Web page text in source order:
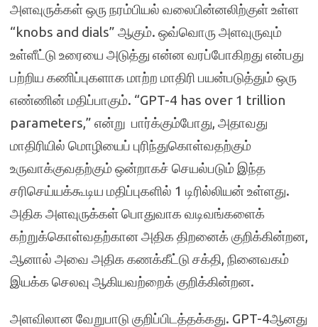
அளவுருக்கள் ஒரு நரம்பியல் வலைபின்னலிற்குள் உள்ள
“knobs and dials” ஆகும். ஒவ்வொரு அளவுருவும்
உள்ளீட்டு உரையை அடுத்து என்ன வரப்போகிறது என்பது
பற்றிய கணிப்புகளாக மாற்ற மாதிரி பயன்படுத்தும் ஒரு
எண்ணின் மதிப்பாகும். “GPT-4 has over 1 trillion
parameters,” என்று பார்க்கும்போது, ​​அதாவது
மாதிரியில் மொழியைப் புரிந்துகொள்வதற்கும்
உருவாக்குவதற்கும் ஒன்றாகச் செயல்படும் இந்த
சரிசெய்யக்கூடிய மதிப்புகளில் 1 டிரில்லியன் உள்ளது.
அதிக அளவுருக்கள் பொதுவாக வடிவங்களைக்
கற்றுக்கொள்வதற்கான அதிக திறனைக் குறிக்கின்றன,
ஆனால் அவை அதிக கணக்கீட்டு சக்தி, நினைவகம்
இயக்க செலவு ஆகியவற்றைக் குறிக்கின்றன.
அளவிலான வேறுபாடு குறிப்பிடத்தக்கது. GPT-4ஆனது